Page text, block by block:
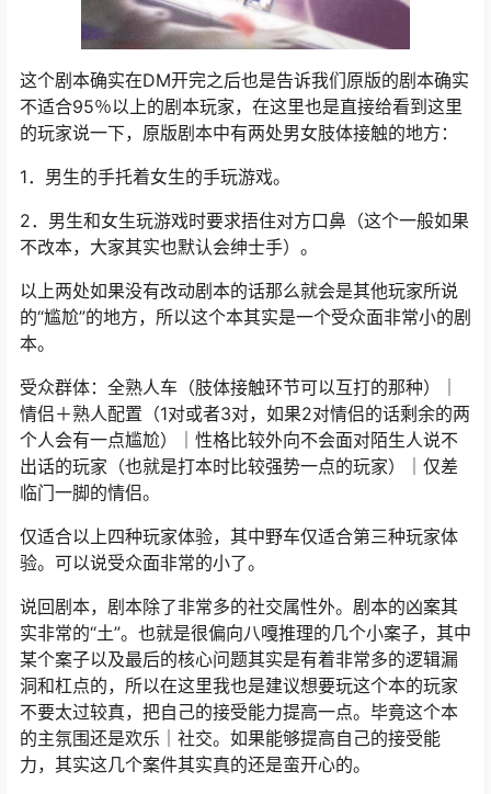
这个剧本确实在DM开完之后也是告诉我们原版的剧本确实
不适合95％以上的剧本玩家，在这里也是直接给看到这里
的玩家说一下，原版剧本中有两处男女肢体接触的地方：
1．男生的手托着女生的手玩游戏。
2．男生和女生玩游戏时要求捂住对方口鼻（这个一般如果
不改本，大家其实也默认会绅士手）。
以上两处如果没有改动剧本的话那么就会是其他玩家所说
的“尴尬”的地方，所以这个本其实是一个受众面非常小的剧
本。
受众群体：全熟人车（肢体接触环节可以互打的那种）｜
情侣＋熟人配置（1对或者3对，如果2对情侣的话剩余的两
个人会有一点尴尬）｜性格比较外向不会面对陌生人说不
出话的玩家（也就是打本时比较强势一点的玩家）｜仅差
临门一脚的情侣。
仅适合以上四种玩家体验，其中野车仅适合第三种玩家体
验。可以说受众面非常的小了。
说回剧本，剧本除了非常多的社交属性外。剧本的凶案其
实非常的“土”。也就是很偏向八嘎推理的几个小案子，其中
某个案子以及最后的核心问题其实是有着非常多的逻辑漏
洞和杠点的，所以在这里我也是建议想要玩这个本的玩家
不要太过较真，把自己的接受能力提高一点。毕竟这个本
的主氛围还是欢乐｜社交。如果能够提高自己的接受能
力，其实这几个案件其实真的还是蛮开心的。